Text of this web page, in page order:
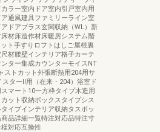
ラー室内ドア室内引戸室内用
通風建具ファミリーライン室
ドアプラス玄関収納（WL）新
材床造作材床暖房システム階
ト手すりロフトはしご屋根裏
材腰壁インテリア格子カーテ
ター集成カウンターモイスNT
ストカット外張断熱用204用サ
ターⅡ用（在来・204）浴室ド
マート10一方枠タイプ木造用
ット収納ボックスタイプシス
イプインテリア収納タスボッ
品詳細一覧特注対応品特注寸
対応互換性